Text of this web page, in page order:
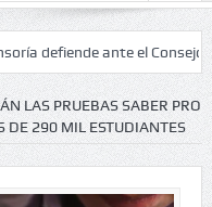
ante el Consejo de
LAS PRUEBAS SABER PRO
DE 290 MIL ESTUDIANTES